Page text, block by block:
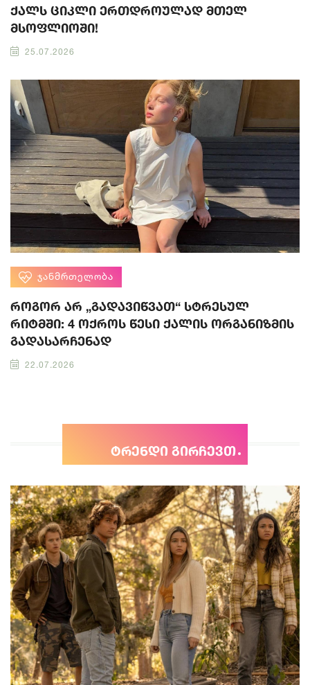
ქალს ციკლი ერთდროულად მთელ
მსოფლიოში!
25.07.2026
ᲯᲐᲜᲛᲠᲗᲔᲚᲝᲑᲐ
როგორ არ „გადავიწვათ“ სტრესულ
რიტმში: 4 ოქროს წესი ქალის ორგანიზმის
გადასარჩენად
22.07.2026
ტრენდი გირჩევთ